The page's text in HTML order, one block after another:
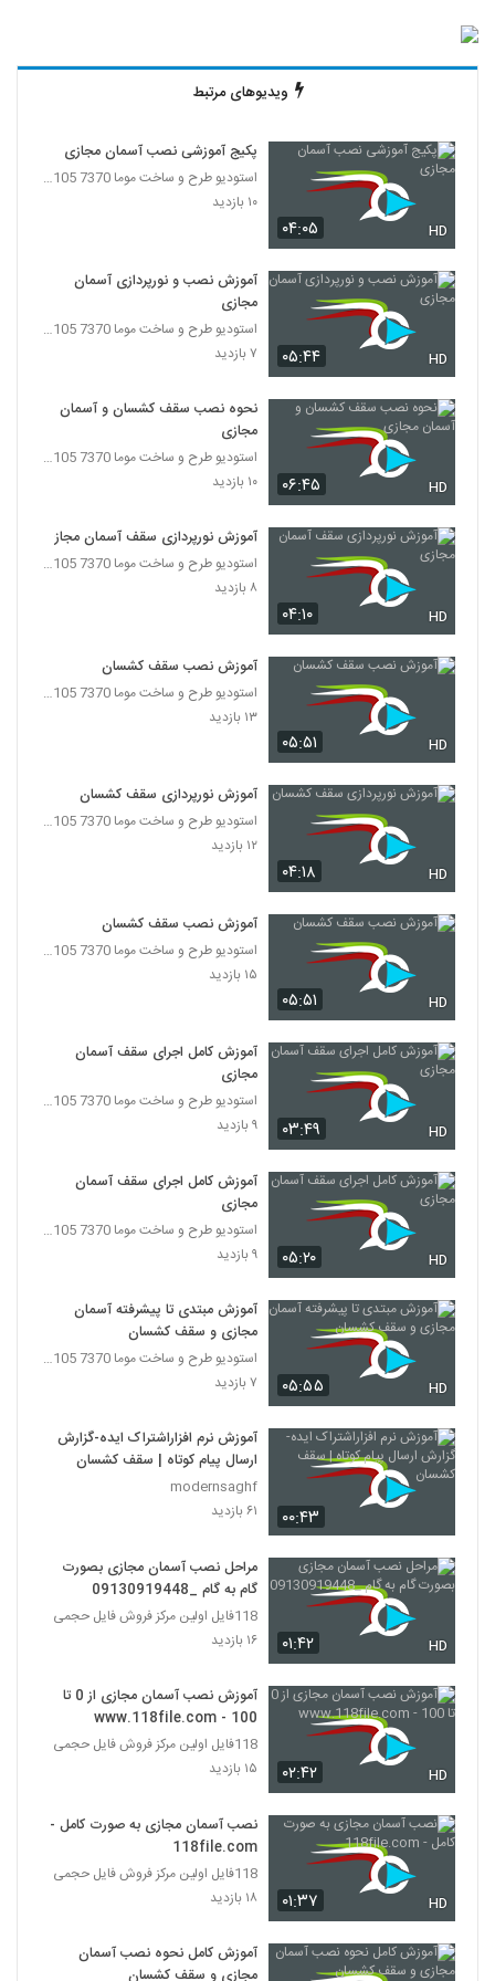
ویدیوهای مرتبط
۰۴:۰۵ HD
پکیج آموزشی نصب آسمان مجازی
استودیو طرح و ساخت موما 7370 7105-021
۱۰ بازدید
۰۵:۴۴ HD
آموزش نصب و نورپردازی آسمان
مجازی
استودیو طرح و ساخت موما 7370 7105-021
۷ بازدید
۰۶:۴۵ HD
نحوه نصب سقف کشسان و آسمان
مجازی
استودیو طرح و ساخت موما 7370 7105-021
۱۰ بازدید
۰۴:۱۰ HD
آموزش نورپردازی سقف آسمان مجازی
استودیو طرح و ساخت موما 7370 7105-021
۸ بازدید
۰۵:۵۱ HD
آموزش نصب سقف کشسان
استودیو طرح و ساخت موما 7370 7105-021
۱۳ بازدید
۰۴:۱۸ HD
آموزش نورپردازی سقف کشسان
استودیو طرح و ساخت موما 7370 7105-021
۱۲ بازدید
۰۵:۵۱ HD
آموزش نصب سقف کشسان
استودیو طرح و ساخت موما 7370 7105-021
۱۵ بازدید
۰۳:۴۹ HD
آموزش کامل اجرای سقف آسمان
مجازی
استودیو طرح و ساخت موما 7370 7105-021
۹ بازدید
۰۵:۲۰ HD
آموزش کامل اجرای سقف آسمان
مجازی
استودیو طرح و ساخت موما 7370 7105-021
۹ بازدید
۰۵:۵۵ HD
آموزش مبتدی تا پیشرفته آسمان
مجازی و سقف کشسان
استودیو طرح و ساخت موما 7370 7105-021
۷ بازدید
۰۰:۴۳
آموزش نرم افزاراشتراک ایده-گزارش
ارسال پیام کوتاه | سقف کشسان
modernsaghf
۶۱ بازدید
۰۱:۴۲ HD
مراحل نصب آسمان مجازی بصورت
گام به گام _09130919448
118فایل اولین مرکز فروش فایل حجمی
۱۶ بازدید
۰۲:۴۲ HD
آموزش نصب آسمان مجازی از 0 تا
100 - www.118file.com
118فایل اولین مرکز فروش فایل حجمی
۱۵ بازدید
۰۱:۳۷ HD
نصب آسمان مجازی به صورت کامل -
118file.com
118فایل اولین مرکز فروش فایل حجمی
۱۸ بازدید
آموزش کامل نحوه نصب آسمان
مجازی و سقف کشسان